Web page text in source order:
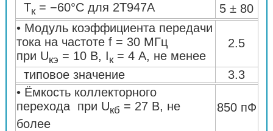
Тк= −60°C для 2Т947А
5 ± 80
• Модуль коэффициента передачи
тока на частоте f = 30 МГц
при Uкэ = 10 В, Iк= 4 А, не менее
2.5
типовое значение
3.3
• Ёмкость коллекторного
перехода при Uкб = 27 В, не
более
850 пФ